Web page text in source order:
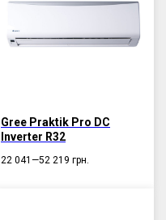
Gree Praktik Pro DC
Inverter R32
22 041—52 219 грн.